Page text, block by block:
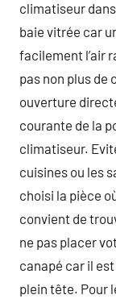
climatiseur dans
baie vitrée car
facilement l’air
pas non plus de
ouverture
courante de la
climatiseur.
cuisines ou les
choisi la pièce
convient de
ne pas placer
canapé car il
plein tête. Pour